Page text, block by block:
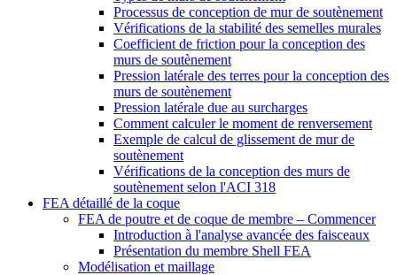
Processus de conception de mur de soutènement
Vérifications de la stabilité des semelles murales
Coefficient de friction pour la conception des
murs de soutènement
Pression latérale des terres pour la conception des
murs de soutènement
Pression latérale due au surcharges
Comment calculer le moment de renversement
Exemple de calcul de glissement de mur de
soutènement
Vérifications de la conception des murs de
soutènement selon l'ACI 318
FEA détaillé de la coque
FEA de poutre et de coque de membre – Commencer
Introduction à l'analyse avancée des faisceaux
Présentation du membre Shell FEA
Modélisation et maillage